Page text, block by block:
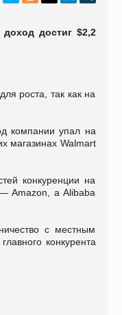
достиг $2,2
роста, так как на
компании упал на
магазинах Walmart
конкуренции на
Amazon, а Alibaba
с местным
конкурента